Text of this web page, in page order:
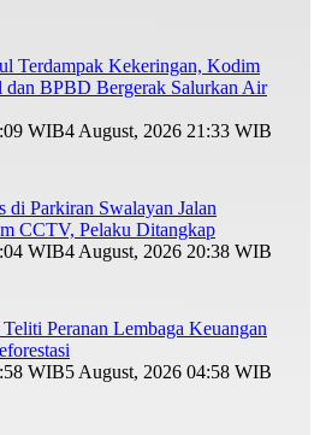
Terdampak Kekeringan, Kodim
BPBD Bergerak Salurkan Air
WIB4 August, 2026 21:33 WIB
di Parkiran Swalayan Jalan
CCTV, Pelaku Ditangkap
WIB4 August, 2026 20:38 WIB
Peranan Lembaga Keuangan
WIB5 August, 2026 04:58 WIB